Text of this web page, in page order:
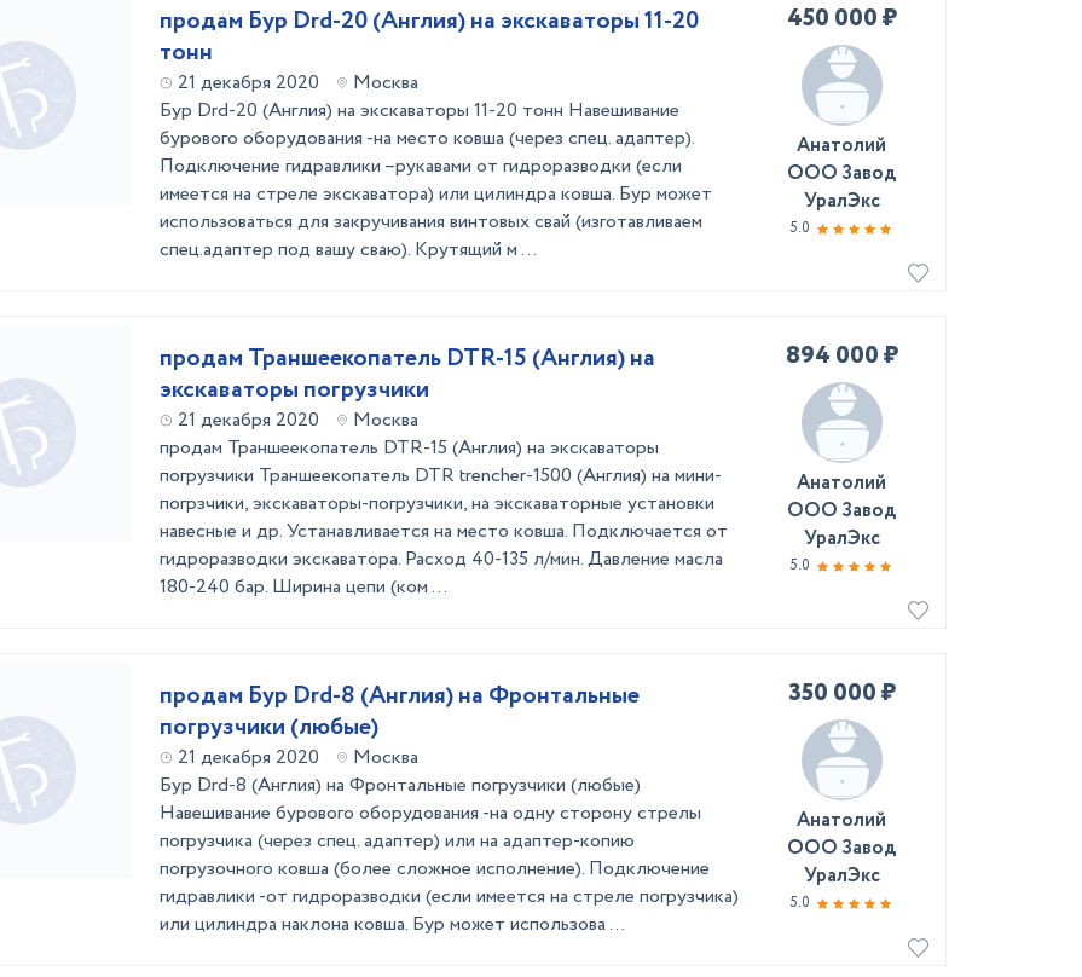
продам Бур Drd-20 (Англия) на экскаваторы 11-20
тонн
21 декабря 2020
Москва
Бур Drd-20 (Англия) на экскаваторы 11-20 тонн Навешивание
бурового оборудования -на место ковша (через спец. адаптер).
Подключение гидравлики –рукавами от гидроразводки (если
имеется на стреле экскаватора) или цилиндра ковша. Бур может
использоваться для закручивания винтовых свай (изготавливаем
спец.адаптер под вашу сваю). Крутящий м ...
450 000 ₽
Анатолий
ООО Завод
УралЭкс
5.0
продам Траншеекопатель DTR-15 (Англия) на
экскаваторы погрузчики
21 декабря 2020
Москва
продам Траншеекопатель DTR-15 (Англия) на экскаваторы
погрузчики Траншеекопатель DTR trencher-1500 (Англия) на мини-
погрзчики, экскаваторы-погрузчики, на экскаваторные установки
навесные и др. Устанавливается на место ковша. Подключается от
гидроразводки экскаватора. Расход 40-135 л/мин. Давление масла
180-240 бар. Ширина цепи (ком ...
894 000 ₽
Анатолий
ООО Завод
УралЭкс
5.0
продам Бур Drd-8 (Англия) на Фронтальные
погрузчики (любые)
21 декабря 2020
Москва
Бур Drd-8 (Англия) на Фронтальные погрузчики (любые)
Навешивание бурового оборудования -на одну сторону стрелы
погрузчика (через спец. адаптер) или на адаптер-копию
погрузочного ковша (более сложное исполнение). Подключение
гидравлики -от гидроразводки (если имеется на стреле погрузчика)
или цилиндра наклона ковша. Бур может использова ...
350 000 ₽
Анатолий
ООО Завод
УралЭкс
5.0